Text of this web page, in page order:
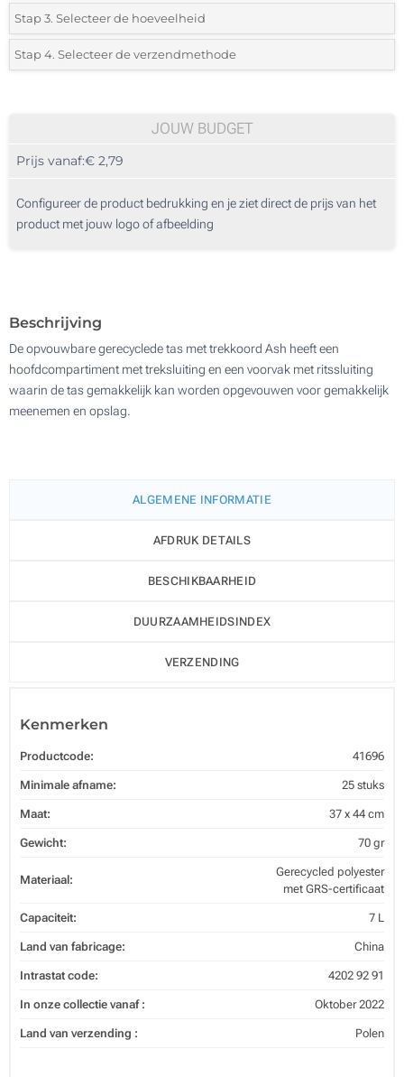
*Selecteer de bedrukking en kleuren van het logo:
1 Kleur (Aan een kant)
Stap 3. Selecteer de hoeveelheid
*Selecteer uit de lijst of voeg het gewenste aantal in
50
250
Stap 4. Selecteer de verzendmethode
JOUW BUDGET
Prijs vanaf:€ 2,79
Configureer de product bedrukking en je ziet direct de prijs van het
product met jouw logo of afbeelding
Beschrijving
De opvouwbare gerecyclede tas met trekkoord Ash heeft een
hoofdcompartiment met treksluiting en een voorvak met ritssluiting
waarin de tas gemakkelijk kan worden opgevouwen voor gemakkelijk
meenemen en opslag.
ALGEMENE INFORMATIE
AFDRUK DETAILS
BESCHIKBAARHEID
DUURZAAMHEIDSINDEX
VERZENDING
Kenmerken
Productcode: 41696
Minimale afname: 25 stuks
Maat: 37 x 44 cm
Gewicht: 70 gr
Materiaal:
Gerecycled polyester
met GRS-certificaat
Capaciteit: 7 L
Land van fabricage: China
Intrastat code: 4202 92 91
In onze collectie vanaf : Oktober 2022
Land van verzending : Polen